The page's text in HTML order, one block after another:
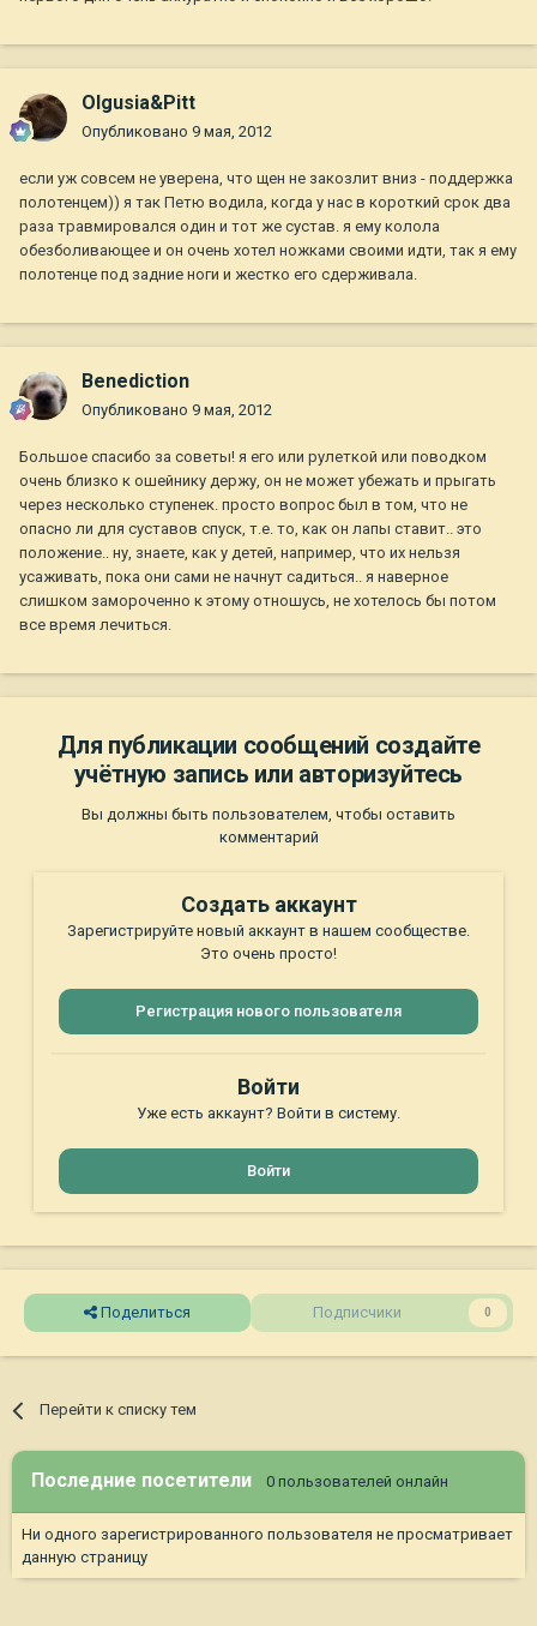
Olgusia&Pitt
Опубликовано 9 мая, 2012
если уж совсем не уверена, что щен не закозлит вниз - поддержка
полотенцем)) я так Петю водила, когда у нас в короткий срок два
раза травмировался один и тот же сустав. я ему колола
обезболивающее и он очень хотел ножками своими идти, так я ему
полотенце под задние ноги и жестко его сдерживала.
Benediction
Опубликовано 9 мая, 2012
Большое спасибо за советы! я его или рулеткой или поводком
очень близко к ошейнику держу, он не может убежать и прыгать
через несколько ступенек. просто вопрос был в том, что не
опасно ли для суставов спуск, т.е. то, как он лапы ставит.. это
положение.. ну, знаете, как у детей, например, что их нельзя
усаживать, пока они сами не начнут садиться.. я наверное
слишком замороченно к этому отношусь, не хотелось бы потом
все время лечиться.
Для публикации сообщений создайте
учётную запись или авторизуйтесь
Вы должны быть пользователем, чтобы оставить
комментарий
Создать аккаунт
Зарегистрируйте новый аккаунт в нашем сообществе.
Это очень просто!
Регистрация нового пользователя
Войти
Уже есть аккаунт? Войти в систему.
Войти
Поделиться Подписчики 0
Перейти к списку тем
Последние посетители 0 пользователей онлайн
Ни одного зарегистрированного пользователя не просматривает
данную страницу